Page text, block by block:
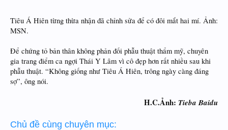
Tiêu Á Hiên từng thừa nhận đã chỉnh sửa để có đôi mắt hai mí. Ảnh:
MSN.
Để chứng tỏ bản thân không phản đối phẫu thuật thẩm mỹ, chuyên
gia trang điểm ca ngợi Thái Y Lâm vì cô đẹp hơn rất nhiều sau khi
phẫu thuật. “Không giống như Tiêu Á Hiên, trông ngày càng đáng
sợ”, ông nói.
H.C.Ảnh: Tieba Baidu
Chủ đề cùng chuyên mục: